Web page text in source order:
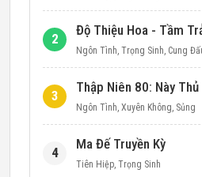
2
Ngôn Tình, Trọng Sinh, Cung
3
Ngôn Tình, Xuyên Không, Sủng
4
Ma Đế Truyền Kỳ
Tiên Hiệp, Trọng Sinh